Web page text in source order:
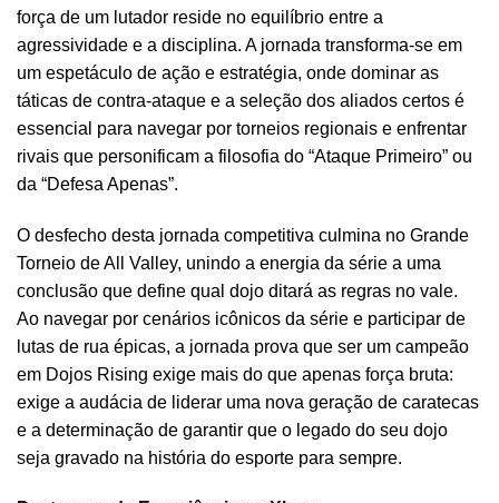
força de um lutador reside no equilíbrio entre a
agressividade e a disciplina. A jornada transforma-se em
um espetáculo de ação e estratégia, onde dominar as
táticas de contra-ataque e a seleção dos aliados certos é
essencial para navegar por torneios regionais e enfrentar
rivais que personificam a filosofia do “Ataque Primeiro” ou
da “Defesa Apenas”.
O desfecho desta jornada competitiva culmina no Grande
Torneio de All Valley, unindo a energia da série a uma
conclusão que define qual dojo ditará as regras no vale.
Ao navegar por cenários icônicos da série e participar de
lutas de rua épicas, a jornada prova que ser um campeão
em Dojos Rising exige mais do que apenas força bruta:
exige a audácia de liderar uma nova geração de caratecas
e a determinação de garantir que o legado do seu dojo
seja gravado na história do esporte para sempre.